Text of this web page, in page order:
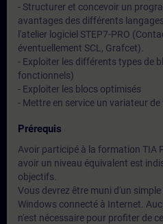
- Structurer et concevoir un
avantages des différents
l'atelier logiciel STEP7-PRO
éventuellement SCL, Grafcet).
- Exploiter les différents types de
fonctionnels)
- Exploiter les blocs optimisés
- Mettre en service un variateur de
Prérequis
Avoir participé à la formation TIA
avoir un niveau équivalent est
objectifs.
Vous devrez être muni d'un
Windows connecté à Internet.
n'est nécessaire pour profiter de